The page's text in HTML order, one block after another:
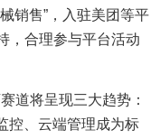
销售”，入驻美团等平
，合理参与平台活动
道将呈现三大趋势：
控、云端管理成为标